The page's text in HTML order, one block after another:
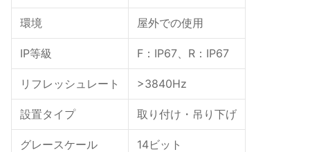
環境 屋外での使用
IP等級 F：IP67、R：IP67
リフレッシュレート >3840Hz
設置タイプ 取り付け・吊り下げ
グレースケール 14ビット